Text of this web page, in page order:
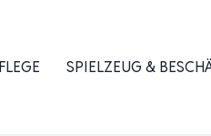
SPIELZEUG &